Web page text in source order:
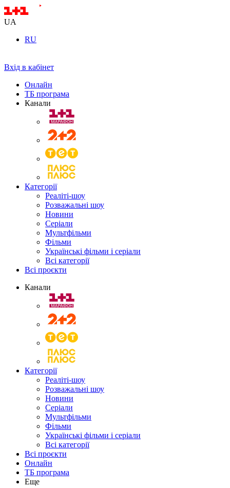
UA
RU
Вхід в кабінет
Онлайн
ТБ програма
Канали
Категорії
Реаліті-шоу
Розважальні шоу
Новини
Серіали
Мультфільми
Фільми
Українські фільми і серіали
Всі категорії
Всі проєкти
Канали
Категорії
Реаліті-шоу
Розважальні шоу
Новини
Серіали
Мультфільми
Фільми
Українські фільми і серіали
Всі категорії
Всі проєкти
Онлайн
ТБ програма
Еще